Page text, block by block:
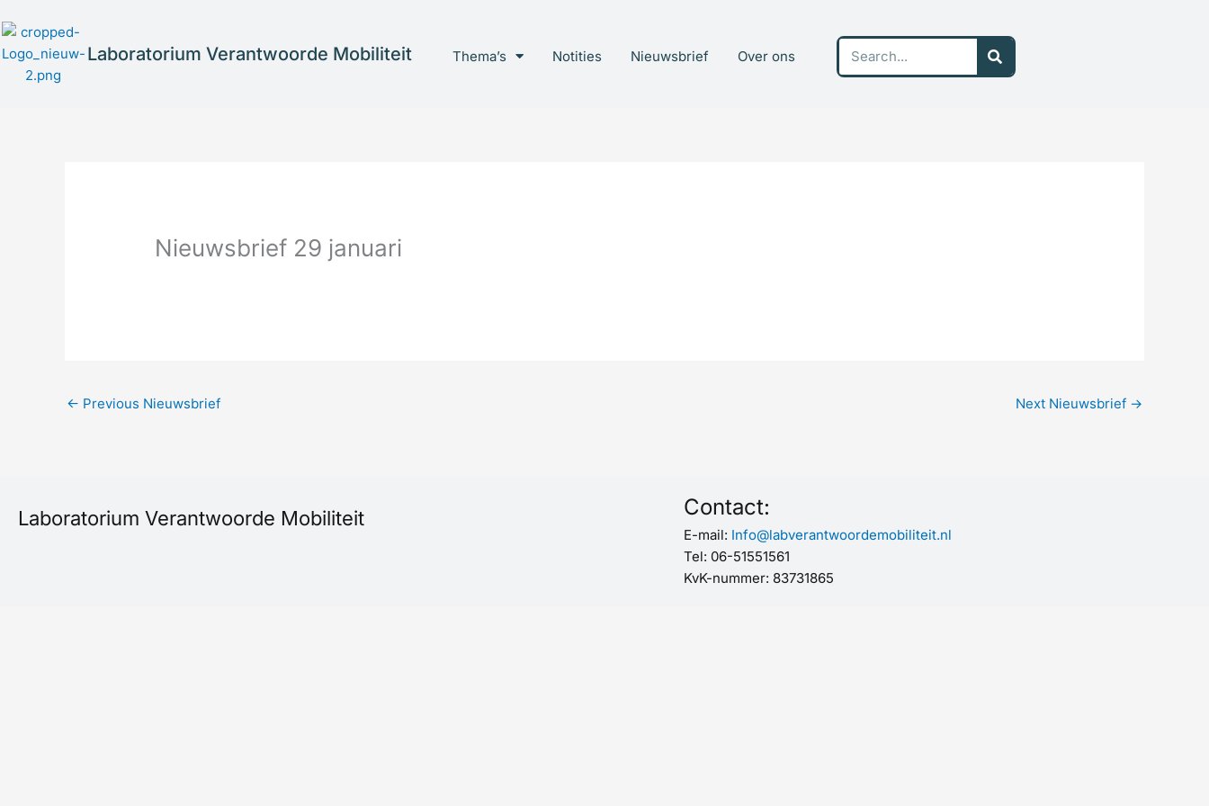
to
content
Laboratorium Verantwoorde Mobiliteit Thema’s Notities Nieuwsbrief Over ons
Search
Nieuwsbrief 29 januari
← Previous Nieuwsbrief Next Nieuwsbrief →
Laboratorium Verantwoorde Mobiliteit Contact:
E-mail: Info@labverantwoordemobiliteit.nl
Tel: 06-51551561
KvK-nummer: 83731865